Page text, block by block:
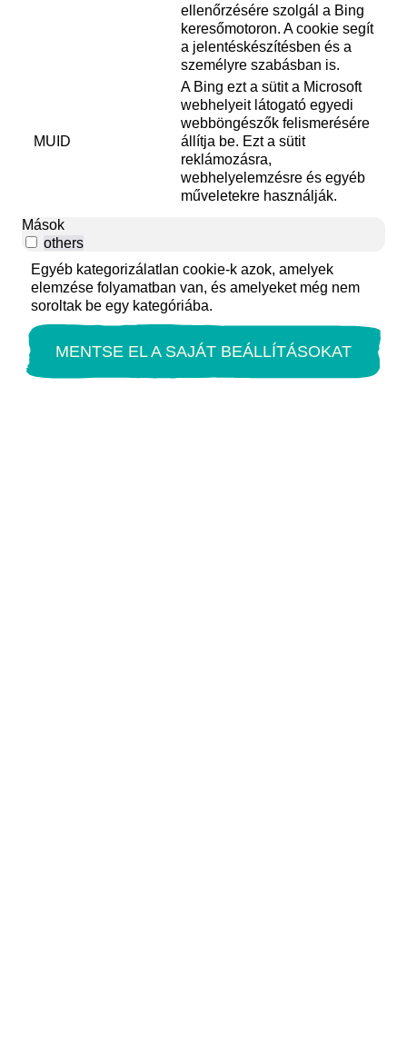
ellenőrzésére szolgál a Bing
keresőmotoron. A cookie segít
a jelentéskészítésben és a
személyre szabásban is.
MUID
A Bing ezt a sütit a Microsoft
webhelyeit látogató egyedi
webböngészők felismerésére
állítja be. Ezt a sütit
reklámozásra,
webhelyelemzésre és egyéb
műveletekre használják.
Mások
others
Egyéb kategorizálatlan cookie-k azok, amelyek
elemzése folyamatban van, és amelyeket még nem
soroltak be egy kategóriába.
MENTSE EL A SAJÁT BEÁLLÍTÁSOKAT